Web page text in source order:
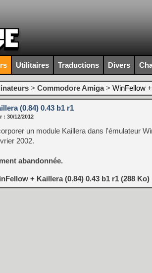
Utilitaires Traductions Divers
> Commodore Amiga> WinFellow
(0.84) 0.43 b1 r1
: 30/12/2012
un module Kaillera dans l'émulateur
2002.
abandonnée.
+ Kaillera (0.84) 0.43 b1 r1 (288 Ko)